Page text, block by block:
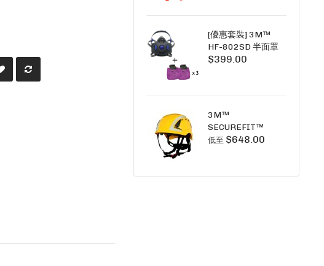
TWINS
[優惠套裝] 3M™
HF-802SD 半面罩
式呼吸防護面具 +
SECURE CLICK HF-
系列
$399.00
3M™
SECUREFIT™
X5000系列 透氣安
低至 $648.00